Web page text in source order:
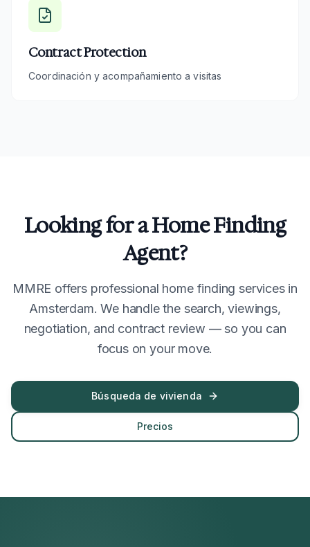
Contract Protection
Coordinación y acompañamiento a visitas
Looking for a Home Finding
Agent?
MMRE offers professional home finding services in
Amsterdam. We handle the search, viewings,
negotiation, and contract review — so you can
focus on your move.
Búsqueda de vivienda
Precios